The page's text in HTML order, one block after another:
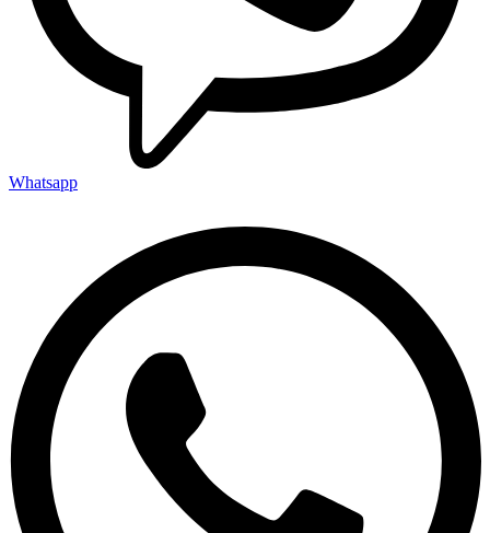
Whatsapp